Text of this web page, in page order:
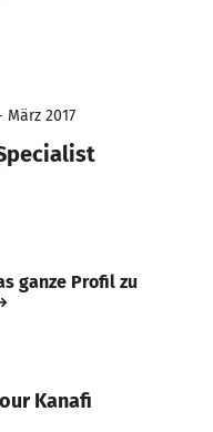
März 2017
ganze Profil zu
Kanafi